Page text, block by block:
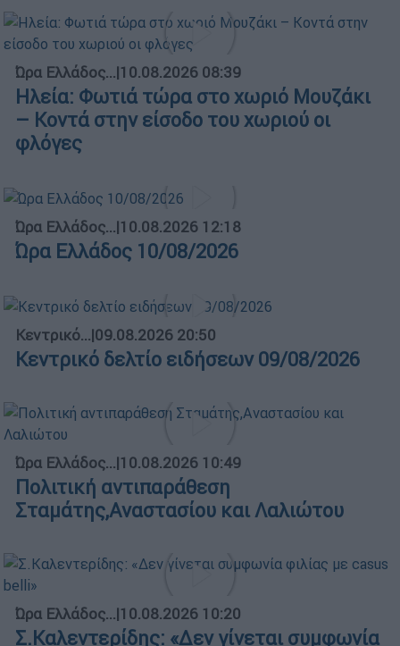
Ώρα Ελλάδος...|10.08.2026 08:39
Ηλεία: Φωτιά τώρα στο χωριό Μουζάκι
– Κοντά στην είσοδο του χωριού οι
φλόγες
Ώρα Ελλάδος...|10.08.2026 12:18
Ώρα Ελλάδος 10/08/2026
Κεντρικό...|09.08.2026 20:50
Κεντρικό δελτίο ειδήσεων 09/08/2026
Ώρα Ελλάδος...|10.08.2026 10:49
Πολιτική αντιπαράθεση
Σταμάτης,Αναστασίου και Λαλιώτου
Ώρα Ελλάδος...|10.08.2026 10:20
Σ.Καλεντερίδης: «Δεν γίνεται συμφωνία